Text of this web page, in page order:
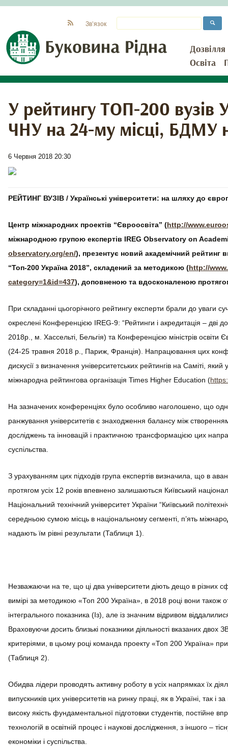
Дозвілля
Освіта
Зв’язок
У рейтингу ТОП-200 вузів
ЧНУ на 24-му місці, БДМУ
6 Червня 2018 20:30
РЕЙТИНГ ВУЗІВ / Українські університети: на шляху до
Центр міжнародних проектів “Євроосвіта” (http://
міжнародною групою експертів IREG Observatory on
observatory.org/en/), презентує новий академічний рейтинг
“Топ-200 Україна 2018”, складений за методикою (http://
category=1&id=437), доповненою та вдосконаленою
При складанні цьогорічного рейтингу експерти брали до уваги
окреслені Конференцією IREG-9: “Рейтинги і акредитація – дві
2018р., м. Хассельті, Бельгія) та Конференцією міністрів освіти
(24-25 травня 2018 р., Париж, Франція). Напрацювання цих
дискусії з визначення університетських рейтингів на Саміті,
міжнародна рейтингова організація Times Higher Education (
На зазначених конференціях було особливо наголошено, що
ранжування університетів є знаходження балансу між
досліджень та інновацій і практичною трансформацією цих
суспільства.
З урахуванням цих підходів група експертів визначила, що в
протягом усіх 12 років впевнено залишаються Київський
Національний технічний університет України “Київський
середньою сумою місць в національному сегменті, п’ять
надають їм рівні результати (Таблиця 1).
Незважаючи на те, що ці два університети діють дещо в різних
вимірі за методикою «Топ 200 Україна», в 2018 році вони також
інтегрального показника (Iз), але із значним відривом
Враховуючи досить близькі показники діяльності вказаних
критеріями, в цьому році команда проекту «Топ 200 Україна»
(Таблиця 2).
Обидва лідери проводять активну роботу в усіх напрямках їх
випускників цих університетів на ринку праці, як в Україні, так і
високу якість фундаментальної підготовки студентів, постійне
технологій в освітній процес і наукові дослідження, з іншого –
економіки і суспільства.